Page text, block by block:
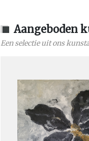
Aangeboden
Een selectie uit ons